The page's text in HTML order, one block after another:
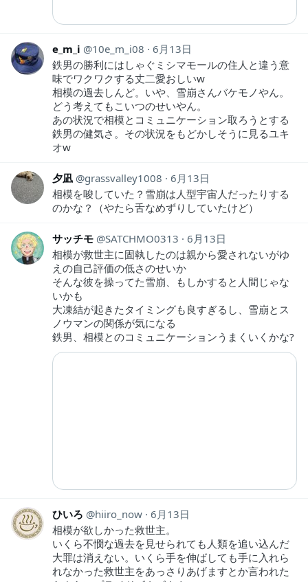
e_m_i 10e_m_i08
6月13日
鉄男の勝利にはしゃぐミシマモールの住人と違う意
味でワクワクする丈二愛おしいw
相模の過去しんど。いや、雪崩さんバケモノやん。
どう考えてもこいつのせいやん。
あの状況で相模とコミュニケーション取ろうとする
鉄男の健気さ。その状況をもどかしそうに見るユキ
オw
夕凪 grassvalley1008
6月13日
相模を唆していた？雪崩は人型宇宙人だったりする
のかな？（やたら舌なめずりしていたけど）
サッチモ SATCHMO0313
6月13日
相模が救世主に固執したのは親から愛されないがゆ
えの自己評価の低さのせいか
そんな彼を操ってた雪崩、もしかすると人間じゃな
いかも
大凍結が起きたタイミングも良すぎるし、雪崩とス
ノウマンの関係が気になる
鉄男、相模とのコミュニケーションうまくいくかな?
ひいろ hiiro_now 6月13日
相模が欲しかった救世主。
いくら不憫な過去を見せられても人類を追い込んだ
大罪は消えない。いくら手を伸ばしても手に入れら
れなかった救世主をあっさりあげますとか言われた